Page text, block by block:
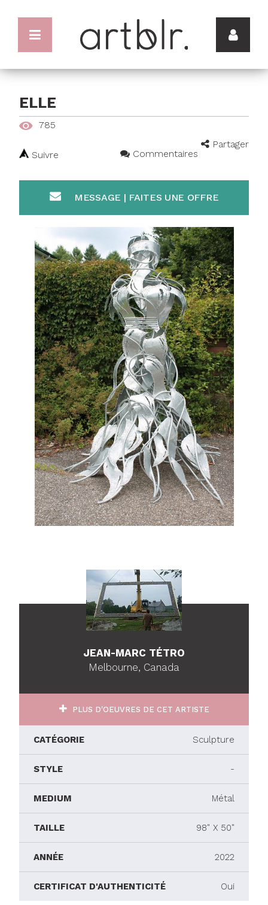
ELLE
785
Partager
Suivre
Commentaires
MESSAGE | FAITES UNE OFFRE
JEAN-MARC TÉTRO
Melbourne, Canada
PLUS D'OEUVRES DE CET ARTISTE
CATÉGORIE Sculpture
STYLE -
MEDIUM Métal
TAILLE 98" X 50"
ANNÉE 2022
CERTIFICAT D'AUTHENTICITÉ Oui